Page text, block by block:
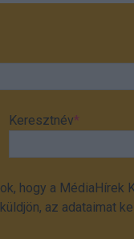
Keresztnév*
hogy a MédiaHírek
az adataimat